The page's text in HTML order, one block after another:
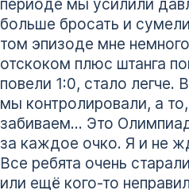
периоде мы усилили
больше бросать и
том эпизоде мне
отскоком плюс штанга
повели 1:0, стало легче.
мы контролировали, а
забиваем… Это
за каждое очко. Я и не
Все ребята очень
или ещё кого-то